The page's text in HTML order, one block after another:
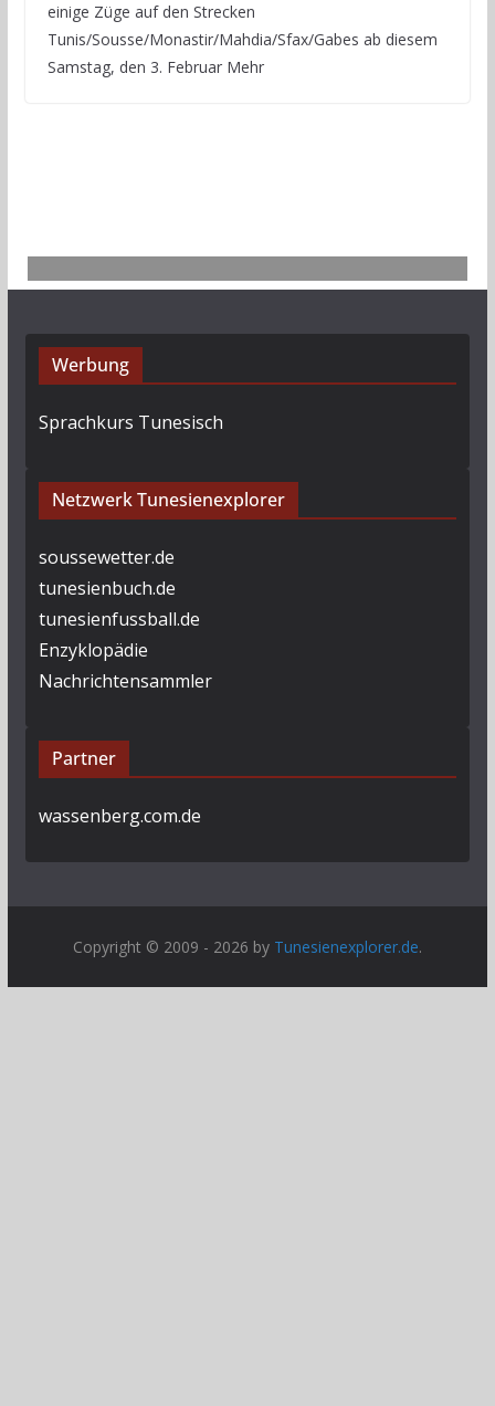
einige Züge auf den Strecken
Tunis/Sousse/Monastir/Mahdia/Sfax/Gabes ab diesem
Samstag, den 3. Februar Mehr
Werbung
Sprachkurs Tunesisch
Netzwerk Tunesienexplorer
soussewetter.de
tunesienbuch.de
tunesienfussball.de
Enzyklopädie
Nachrichtensammler
Partner
wassenberg.com.de
Copyright © 2009 - 2026 by Tunesienexplorer.de.